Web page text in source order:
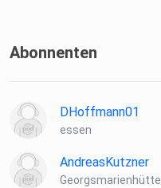
Abonnenten
DHoffmann01
essen
AndreasKutzner
Georgsmarienhütte